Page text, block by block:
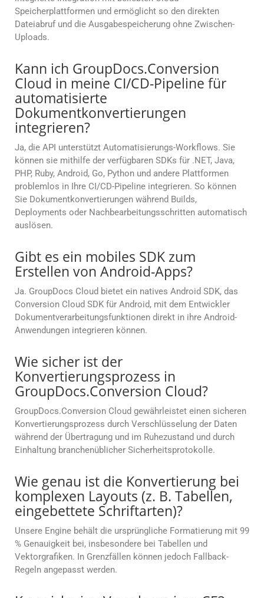
Speicherplattformen und ermöglicht so den direkten
Dateiabruf und die Ausgabespeicherung ohne Zwischen-
Uploads.
Kann ich GroupDocs.Conversion
Cloud in meine CI/CD-Pipeline für
automatisierte
Dokumentkonvertierungen
integrieren?
Ja, die API unterstützt Automatisierungs-Workflows. Sie
können sie mithilfe der verfügbaren SDKs für .NET, Java,
PHP, Ruby, Android, Go, Python und andere Plattformen
problemlos in Ihre CI/CD-Pipeline integrieren. So können
Sie Dokumentkonvertierungen während Builds,
Deployments oder Nachbearbeitungsschritten automatisch
auslösen.
Gibt es ein mobiles SDK zum
Erstellen von Android-Apps?
Ja. GroupDocs Cloud bietet ein natives Android SDK, das
Conversion Cloud SDK für Android, mit dem Entwickler
Dokumentverarbeitungsfunktionen direkt in ihre Android-
Anwendungen integrieren können.
Wie sicher ist der
Konvertierungsprozess in
GroupDocs.Conversion Cloud?
GroupDocs.Conversion Cloud gewährleistet einen sicheren
Konvertierungsprozess durch Verschlüsselung der Daten
während der Übertragung und im Ruhezustand und durch
Einhaltung branchenüblicher Sicherheitsprotokolle.
Wie genau ist die Konvertierung bei
komplexen Layouts (z. B. Tabellen,
eingebettete Schriftarten)?
Unsere Engine behält die ursprüngliche Formatierung mit 99
% Genauigkeit bei, insbesondere bei Tabellen und
Vektorgrafiken. In Grenzfällen können jedoch Fallback-
Regeln angepasst werden.